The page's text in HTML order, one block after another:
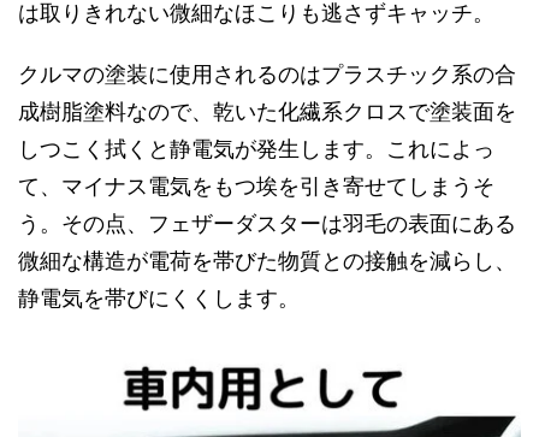
は取りきれない微細なほこりも逃さずキャッチ。
クルマの塗装に使用されるのはプラスチック系の合
成樹脂塗料なので、乾いた化繊系クロスで塗装面を
しつこく拭くと静電気が発生します。これによっ
て、マイナス電気をもつ埃を引き寄せてしまうそ
う。その点、フェザーダスターは羽毛の表面にある
微細な構造が電荷を帯びた物質との接触を減らし、
静電気を帯びにくくします。